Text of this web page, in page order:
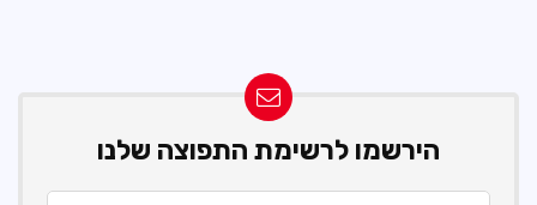
הירשמו לרשימת התפוצה שלנו